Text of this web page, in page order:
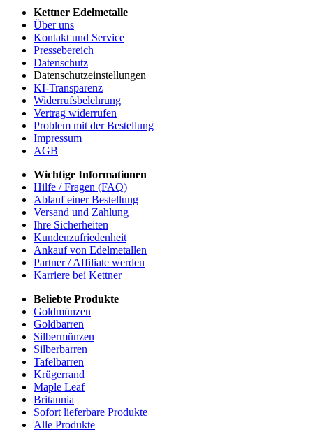
Kettner Edelmetalle
Über uns
Kontakt und Service
Pressebereich
Datenschutz
Datenschutzeinstellungen
KI-Transparenz
Widerrufsbelehrung
Vertrag widerrufen
Problem mit der Bestellung
Impressum
AGB
Wichtige Informationen
Hilfe / Fragen (FAQ)
Ablauf einer Bestellung
Versand und Zahlung
Ihre Sicherheiten
Kundenzufriedenheit
Ankauf von Edelmetallen
Partner / Affiliate werden
Karriere bei Kettner
Beliebte Produkte
Goldmünzen
Goldbarren
Silbermünzen
Silberbarren
Tafelbarren
Krügerrand
Maple Leaf
Britannia
Sofort lieferbare Produkte
Alle Produkte